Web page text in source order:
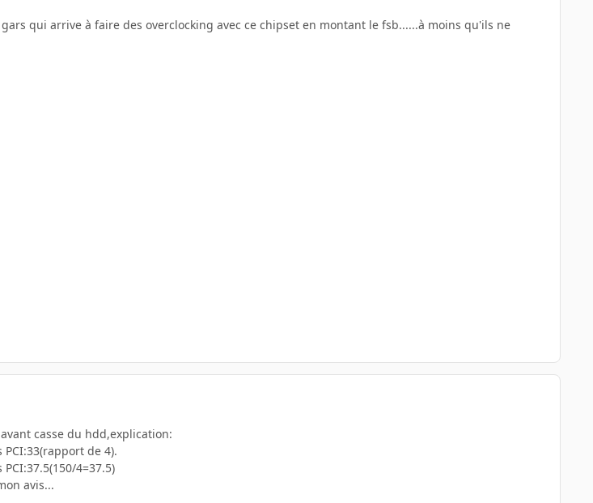
qui arrive à faire des overclocking avec ce chipset en montant le fsb......à moins qu'ils ne
casse du hdd,explication:
de 4).
4=37.5)
avis...